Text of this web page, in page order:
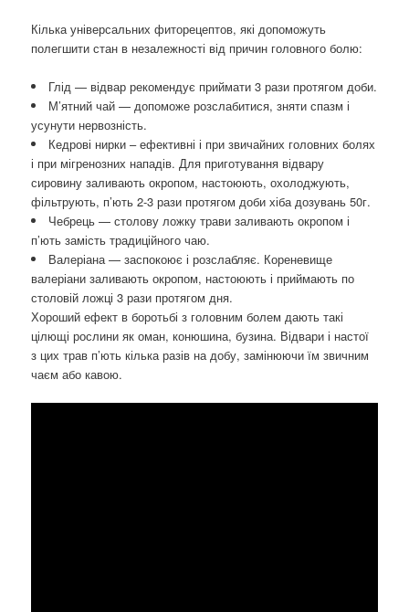
Кілька універсальних фиторецептов, які допоможуть
полегшити стан в незалежності від причин головного болю:
Глід — відвар рекомендує приймати 3 рази протягом доби.
М’ятний чай — допоможе розслабитися, зняти спазм і
усунути нервозність.
Кедрові нирки – ефективні і при звичайних головних болях
і при мігренозних нападів. Для приготування відвару
сировину заливають окропом, настоюють, охолоджують,
фільтрують, п’ють 2-3 рази протягом доби хіба дозувань 50г.
Чебрець — столову ложку трави заливають окропом і
п’ють замість традиційного чаю.
Валеріана — заспокоює і розслабляє. Кореневище
валеріани заливають окропом, настоюють і приймають по
столовій ложці 3 рази протягом дня.
Хороший ефект в боротьбі з головним болем дають такі
цілющі рослини як оман, конюшина, бузина. Відвари і настої
з цих трав п’ють кілька разів на добу, замінюючи їм звичним
чаєм або кавою.